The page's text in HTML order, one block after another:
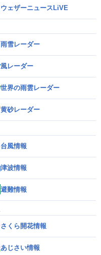
ウェザーニュースLiVE
雨雪レーダー
風レーダー
世界の雨雲レーダー
黄砂レーダー
台風情報
津波情報
避難情報
さくら開花情報
あじさい情報